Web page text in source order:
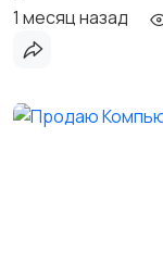
1 месяц назад